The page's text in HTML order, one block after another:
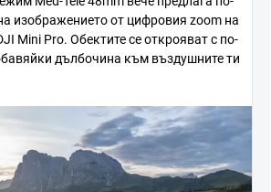
изображението от цифровия zoom на
Mini Pro. Обектите се открояват с по-
дълбочина към въздушните ти